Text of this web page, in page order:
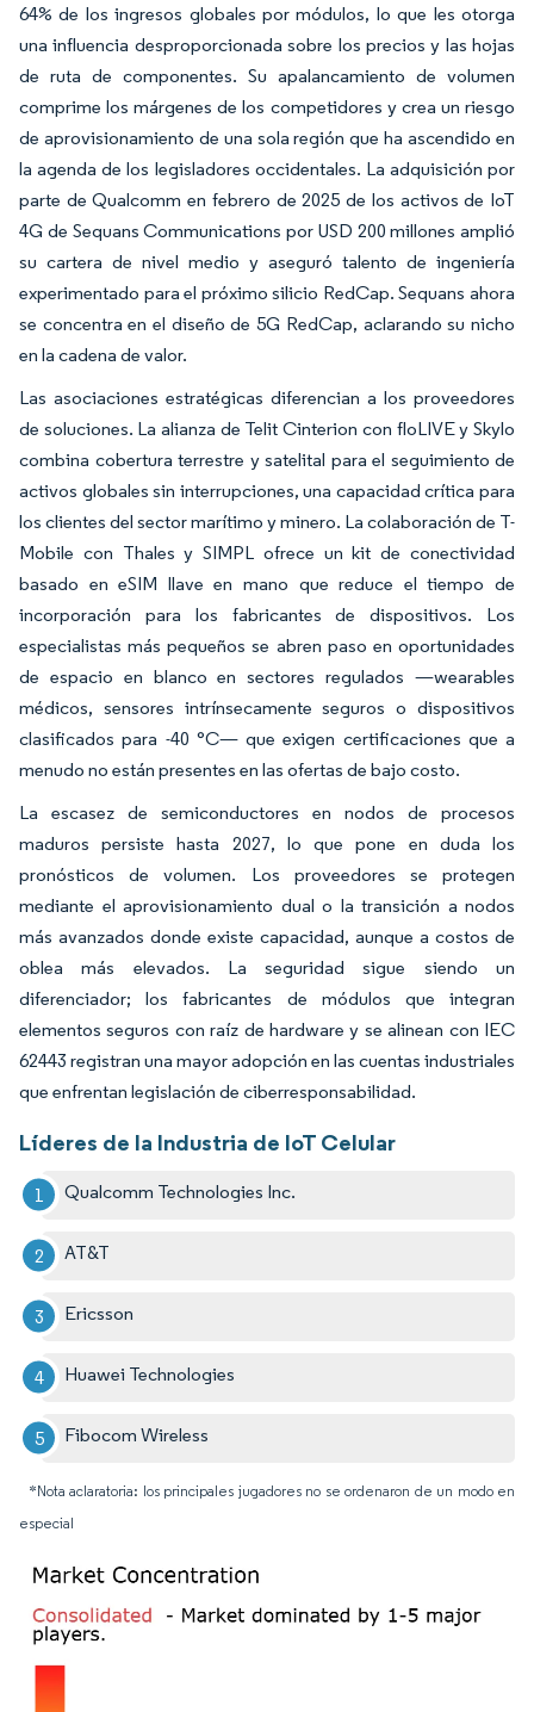
64% de los ingresos globales por módulos, lo que les otorga
una influencia desproporcionada sobre los precios y las hojas
de ruta de componentes. Su apalancamiento de volumen
comprime los márgenes de los competidores y crea un riesgo
de aprovisionamiento de una sola región que ha ascendido en
la agenda de los legisladores occidentales. La adquisición por
parte de Qualcomm en febrero de 2025 de los activos de IoT
4G de Sequans Communications por USD 200 millones amplió
su cartera de nivel medio y aseguró talento de ingeniería
experimentado para el próximo silicio RedCap. Sequans ahora
se concentra en el diseño de 5G RedCap, aclarando su nicho
en la cadena de valor.
Las asociaciones estratégicas diferencian a los proveedores
de soluciones. La alianza de Telit Cinterion con floLIVE y Skylo
combina cobertura terrestre y satelital para el seguimiento de
activos globales sin interrupciones, una capacidad crítica para
los clientes del sector marítimo y minero. La colaboración de T-
Mobile con Thales y SIMPL ofrece un kit de conectividad
basado en eSIM llave en mano que reduce el tiempo de
incorporación para los fabricantes de dispositivos. Los
especialistas más pequeños se abren paso en oportunidades
de espacio en blanco en sectores regulados —wearables
médicos, sensores intrínsecamente seguros o dispositivos
clasificados para -40 °C— que exigen certificaciones que a
menudo no están presentes en las ofertas de bajo costo.
La escasez de semiconductores en nodos de procesos
maduros persiste hasta 2027, lo que pone en duda los
pronósticos de volumen. Los proveedores se protegen
mediante el aprovisionamiento dual o la transición a nodos
más avanzados donde existe capacidad, aunque a costos de
oblea más elevados. La seguridad sigue siendo un
diferenciador; los fabricantes de módulos que integran
elementos seguros con raíz de hardware y se alinean con IEC
62443 registran una mayor adopción en las cuentas industriales
que enfrentan legislación de ciberresponsabilidad.
Líderes de la Industria de IoT Celular
Qualcomm Technologies Inc.
AT&T
Ericsson
Huawei Technologies
Fibocom Wireless
*Nota aclaratoria: los principales jugadores no se ordenaron de un modo en
especial